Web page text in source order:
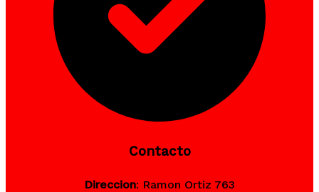
Contacto
Direccion: Ramon Ortiz 763